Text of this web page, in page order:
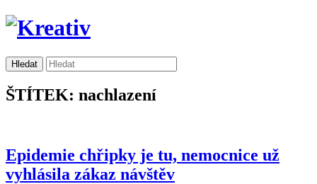
ŠTÍTEK: nachlazení
Epidemie chřipky je tu, nemocnice už
vyhlásila zákaz návštěv